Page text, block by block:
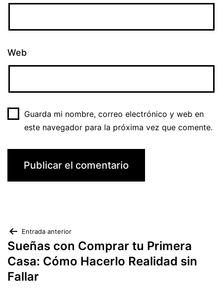
Web
Guarda mi nombre, correo electrónico y web en
este navegador para la próxima vez que comente.
Navegación
de
entradas
Entrada anterior
Sueñas con Comprar tu Primera
Casa: Cómo Hacerlo Realidad sin
Fallar